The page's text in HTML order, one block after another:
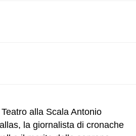
alla Scala Antonio
la giornalista di cronache